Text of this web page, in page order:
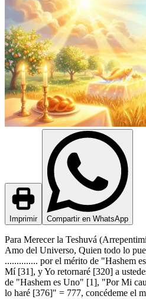
Imprimir Compartir en WhatsApp
Para Merecer la Teshuvá
Amo del Universo, Quien todo lo
.............. por el mérito de "Hashem
Mí [31], y Yo retornaré [320] a
de "Hashem es Uno" [1], "Por Mi
lo haré [376]" = 777, concédeme el